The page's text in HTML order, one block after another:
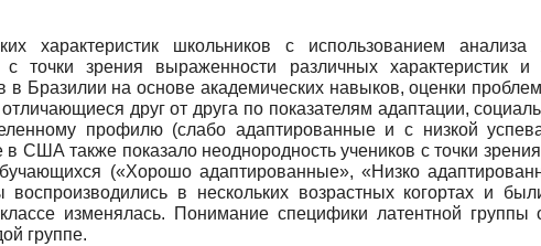
характеристик школьников с использованием
с точки зрения выраженности различных
Бразилии на основе академических навыков, оценки
друг от друга по показателям адаптации,
профилю (слабо адаптированные и с низкой
США также показало неоднородность учеников с точки
(«Хорошо адаптированные», «Низко
в нескольких возрастных когортах и
изменялась. Понимание специфики латентной группы
группе.